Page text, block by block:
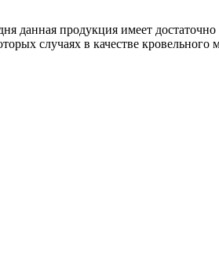
данная продукция имеет
случаях в качестве кровельного